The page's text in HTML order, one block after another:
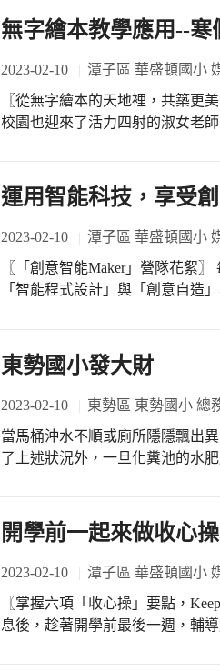
除，家長更期盼能夠有機會進到
狀況的描述，同時也更加有感情。 依據《幼兒園及其分班基本設施設備標準》第
條規定：「幼兒園應留設可供教
光線及照度充足、通風良好；滿
討之使用。」在多數幼兒園，因
之。而南屯幼兒園感受到家長們
空間—集便利、通風、明亮、靠近校
把戶外的自然光引入室內。搭配
樸實悠閒的家庭感，正是適合家
晤談室暨交誼廳的落成，全園同
計，讓原本死氣沉沉區域，變成
升上來。」擔任裝潢設計的總務
舊教具，平時上鎖亦疏於整理，
整理下，騰出偌大的空間，讓午
中，好幾次碰見孩子好奇的眼神
長晤談室暨交誼廳的落成，除了
個新的研討會議場所，無疑是南
無字繪本教學應用--寒
2023-02-10 潭子區 華盛頓國小
〖從無字繪本的天地裡，共築更美的閱讀風景。〗 陽光
校園也迎來了活力四射的淑女老
性，引領老師如何以多元有趣的
粘土創作奇幻怪獸，並藉由不同
趣的故事；如何運用四格漫畫訓
書館波隆那無字繪本大獎一套12
讀，有更深入的探索，除了從圖
力。謝謝淑女老師，引領我們進
運用智能科技，享受
2023-02-10 潭子區 華盛頓國小
〖「創意智能Maker」營隊花絮〗 每年寒暑假令人期待的科技營隊，這一次結合了
「智能程式設計」與「創意自造
絮，欣賞孩子們令人驚嘆的作品吧
東勢國小發大財
2023-02-10 東勢區 東勢國小 總
當馬桶沖水不順或廁所隱隱飄出
了上述狀況外，一旦化糞池的水
時，無需抽化糞池。然而現代人
會殺死化糞池中蘊含的微生物菌
度緩慢，分解水肥也需要時間，
分解作用，此時就需要外力介入，
間總務處特別聯絡環保局水肥車
化糞池，才能使化糞池正常運作
開學前一起來做收心操
2023-02-10 潭子區 華盛頓國小
〖掌握六項「收心操」要點，Keep Going迎向新
息後，趁著開學前最後一週，輔